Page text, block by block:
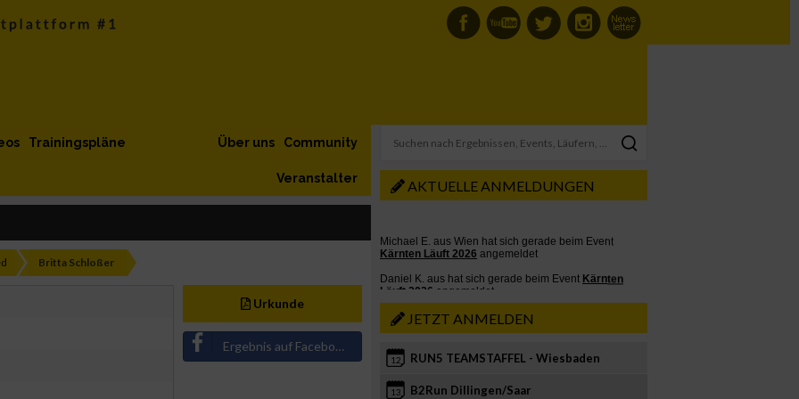
Trainingspläne Community
Über uns
Veranstalter
Britta Schloßer
Urkunde
Ergebnis auf Facebook teilen
AKTUELLE ANMELDUNGEN
JETZT ANMELDEN
12 RUN5 TEAMSTAFFEL - Wiesbaden
13 B2Run Dillingen/Saar